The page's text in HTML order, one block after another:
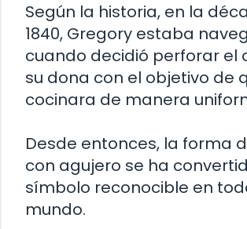
Según la historia, en la
1840, Gregory estaba
cuando decidió perforar el
su dona con el objetivo de
cocinara de manera
Desde entonces, la forma
con agujero se ha
símbolo reconocible en
mundo.